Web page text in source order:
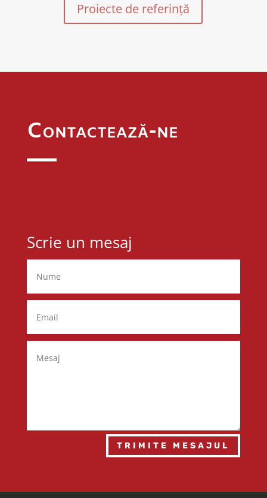
Proiecte de referință
Contactează-ne
Scrie un mesaj
TRIMITE MESAJUL